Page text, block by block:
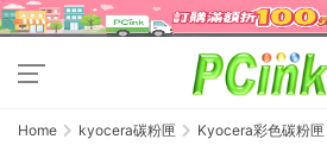
Home kyocera碳粉匣 Kyocera彩色碳粉匣